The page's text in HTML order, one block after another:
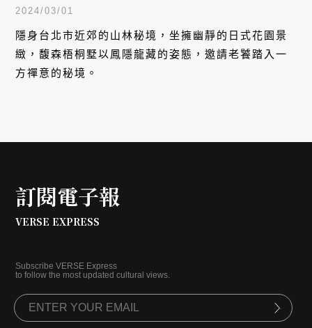
2024/03/01
隱身台北市近郊的山林秘境，坐擁幽靜的日式花園景
緻，馥森梧桐墅以鳳隱龍藏的姿態，邀請老饕踏入一
方禪意的秘境。
訂閱電子報
VERSE EXPRESS
Subscribe VERSE Express
to follow the most updated cultural views.